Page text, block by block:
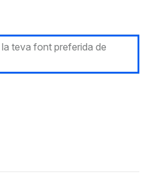
teva font preferida de